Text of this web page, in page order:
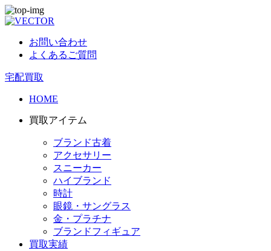
お問い合わせ
よくあるご質問
宅配買取
HOME
買取アイテム
ブランド古着
アクセサリー
スニーカー
ハイブランド
時計
眼鏡・サングラス
金・プラチナ
ブランドフィギュア
買取実績